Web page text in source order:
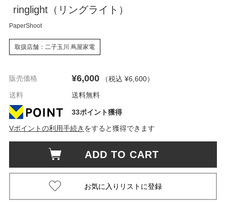
ringlight（リングライト）
PaperShoot
取扱店舗：二子玉川 蔦屋家電
販売価格 ¥6,000 （税込 ¥6,600）
送料
送料無料
33ポイント獲得
Vポイントの利用手続き をすると獲得できます
ADD TO CART